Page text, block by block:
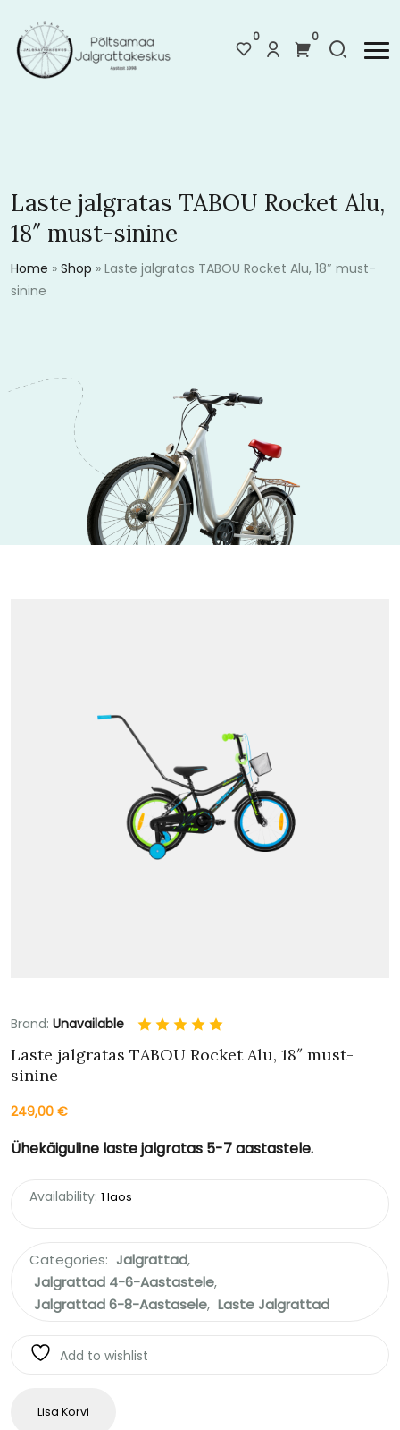
0 0
Laste jalgratas TABOU Rocket Alu,
18″ must-sinine
Home » Shop » Laste jalgratas TABOU Rocket Alu, 18″ must-
sinine
Brand: Unavailable
Laste jalgratas TABOU Rocket Alu, 18″ must-
sinine
249,00 €
Ühekäiguline laste jalgratas 5-7 aastastele.
Availability: 1 laos
Categories: Jalgrattad,
Jalgrattad 4-6-Aastastele,
Jalgrattad 6-8-Aastasele, Laste Jalgrattad
Add to wishlist
Lisa Korvi